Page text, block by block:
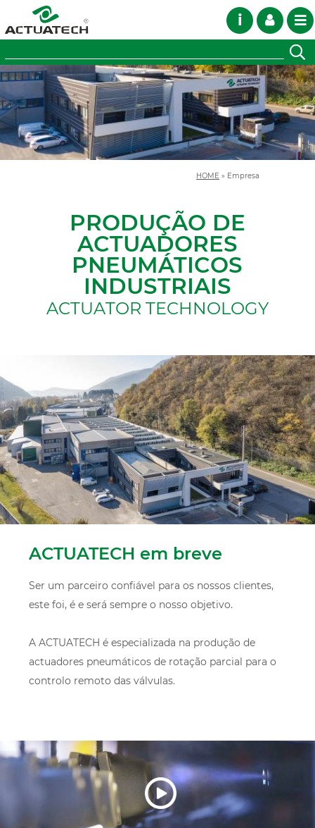
i
HOME » Empresa
PRODUÇÃO DE
ACTUADORES
PNEUMÁTICOS
INDUSTRIAIS
ACTUATOR TECHNOLOGY
ACTUATECH em breve
Ser um parceiro confiável para os nossos clientes,
este foi, é e será sempre o nosso objetivo.
A ACTUATECH é especializada na produção de
actuadores pneumáticos de rotação parcial para o
controlo remoto das válvulas.